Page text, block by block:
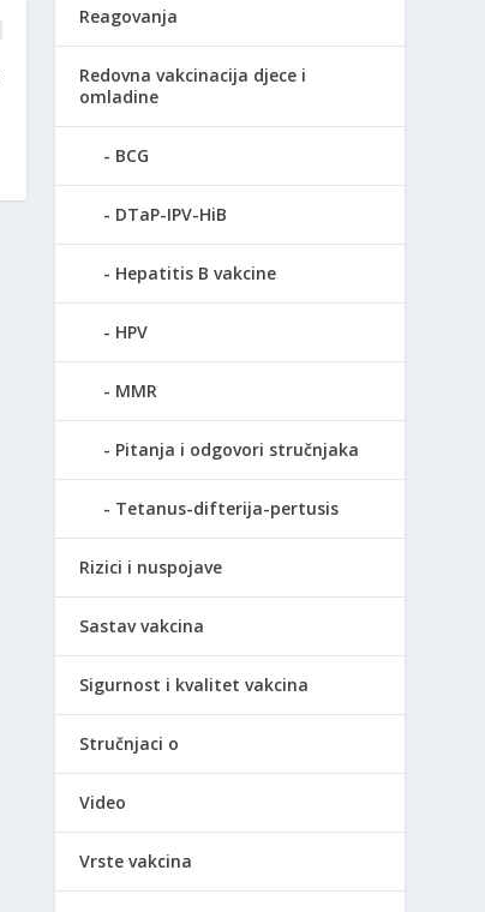
Reagovanja
Redovna vakcinacija djece i
omladine
BCG
DTaP-IPV-HiB
Hepatitis B vakcine
HPV
MMR
Pitanja i odgovori stručnjaka
Tetanus-difterija-pertusis
Rizici i nuspojave
Sastav vakcina
Sigurnost i kvalitet vakcina
Stručnjaci o
Video
Vrste vakcina